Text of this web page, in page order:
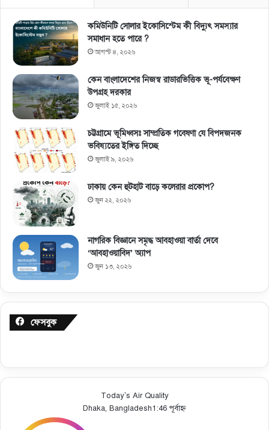
কমিউনিটি সোলার ইকোসিস্টেম কী বিদ্যুৎ সমস্যার
সমাধান হতে পারে ?
আগস্ট ৪, ২০২৬
কেন বাংলাদেশের নিজস্ব রাডারভিত্তিক ভূ-পর্যবেক্ষণ
উপগ্রহ দরকার
জুলাই ১৫, ২০২৬
চট্টগ্রামে ভূমিধ্বসঃ সাম্প্রতিক গবেষণা যে বিপদজনক
ভবিষ্যতের ইঙ্গিত দিচ্ছে
জুলাই ৯, ২০২৬
ঢাকায় কেন হুটহাট বাড়ে কলেরার প্রকোপ?
জুন ২২, ২০২৬
নাগরিক বিজ্ঞানে সমৃদ্ধ আবহাওয়া বার্তা দেবে
‘আবহাওয়াবিদ’ অ্যাপ
জুন ১৩, ২০২৬
ফেসবুক
Today’s Air Quality
Dhaka, Bangladesh1:46 পূর্বাহ্ন